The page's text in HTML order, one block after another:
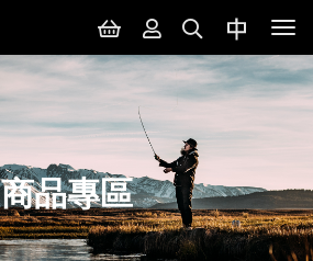
商品專區